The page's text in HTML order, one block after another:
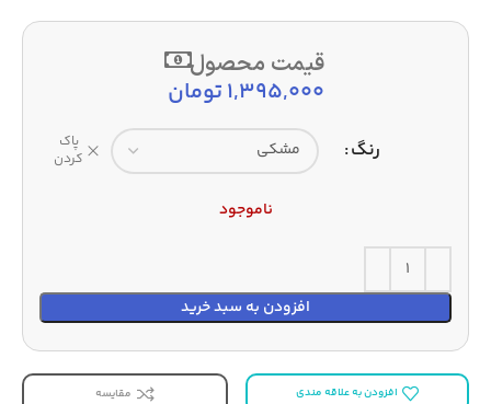
قیمت محصول
1,395,000تومان
رنگ
پاک
کردن
ناموجود
افزودن به سبد خرید
افزودن به علاقه مندی مقایسه